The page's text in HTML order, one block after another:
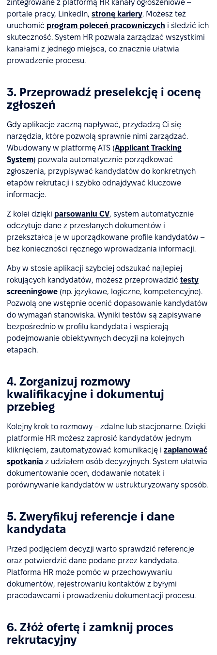
zintegrowane z platformą HR kanały ogłoszeniowe –
portale pracy, LinkedIn, stronę kariery. Możesz też
uruchomić program poleceń pracowniczych i śledzić ich
skuteczność. System HR pozwala zarządzać wszystkimi
kanałami z jednego miejsca, co znacznie ułatwia
prowadzenie procesu.
3. Przeprowadź preselekcję i ocenę
zgłoszeń
Gdy aplikacje zaczną napływać, przydadzą Ci się
narzędzia, które pozwolą sprawnie nimi zarządzać.
Wbudowany w platformę ATS (Applicant Tracking
System) pozwala automatycznie porządkować
zgłoszenia, przypisywać kandydatów do konkretnych
etapów rekrutacji i szybko odnajdywać kluczowe
informacje.
Z kolei dzięki parsowaniu CV, system automatycznie
odczytuje dane z przesłanych dokumentów i
przekształca je w uporządkowane profile kandydatów –
bez konieczności ręcznego wprowadzania informacji.
Aby w stosie aplikacji szybciej odszukać najlepiej
rokujących kandydatów, możesz przeprowadzić testy
screeningowe (np. językowe, logiczne, kompetencyjne).
Pozwolą one wstępnie ocenić dopasowanie kandydatów
do wymagań stanowiska. Wyniki testów są zapisywane
bezpośrednio w profilu kandydata i wspierają
podejmowanie obiektywnych decyzji na kolejnych
etapach.
4. Zorganizuj rozmowy
kwalifikacyjne i dokumentuj
przebieg
Kolejny krok to rozmowy – zdalne lub stacjonarne. Dzięki
platformie HR możesz zaprosić kandydatów jednym
kliknięciem, zautomatyzować komunikację i zaplanować
spotkania z udziałem osób decyzyjnych. System ułatwia
dokumentowanie ocen, dodawanie notatek i
porównywanie kandydatów w ustrukturyzowany sposób.
5. Zweryfikuj referencje i dane
kandydata
Przed podjęciem decyzji warto sprawdzić referencje
oraz potwierdzić dane podane przez kandydata.
Platforma HR może pomóc w przechowywaniu
dokumentów, rejestrowaniu kontaktów z byłymi
pracodawcami i prowadzeniu dokumentacji procesu.
6. Złóż ofertę i zamknij proces
rekrutacyjny